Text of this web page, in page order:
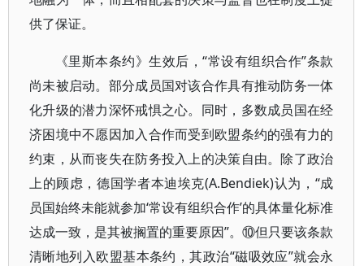
供了保证。
《里斯本条约》生效后，“常设有组织合作”条款
尚未被启动。部分成员国对该合作具有推动防务一体
化升级的潜力深怀戒惧之心。同时，多数成员国在经
济困境中不愿因加入合作而受到欧盟条约的强有力的
约束，从而丧失在防务投入上的决策自由。除了政治
上的顾虑，德国学者本迪埃克(A.Bendiek)认为，“成
员国始终未能就参加‘常设有组织合作’的具体量化标准
达成一致，是其被搁置的重要原因”。⑩但只要该条款
清晰地列入欧盟基本条约，其政治“磁吸效应”就会永